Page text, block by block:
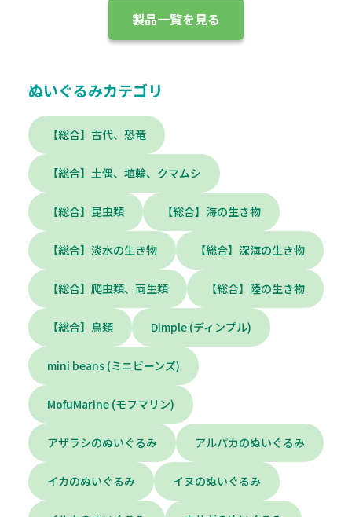
製品一覧を見る
ぬいぐるみカテゴリ
【総合】古代、恐竜
【総合】土偶、埴輪、クマムシ
【総合】昆虫類 【総合】海の生き物
【総合】淡水の生き物 【総合】深海の生き物
【総合】爬虫類、両生類 【総合】陸の生き物
【総合】鳥類 Dimple (ディンプル)
mini beans (ミニビーンズ)
MofuMarine (モフマリン)
アザラシのぬいぐるみ アルパカのぬいぐるみ
イカのぬいぐるみ イヌのぬいぐるみ